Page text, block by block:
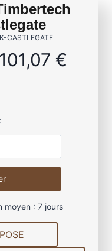
CASTLEGATE
101,07 €
moyen : 7 jours